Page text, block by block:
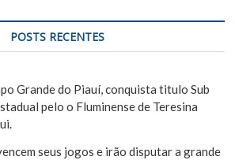
q
i
a
r
POSTS RECENTES
Grande do Piauí, conquista titulo Sub
pelo o Fluminense de Teresina
seus jogos e irão disputar a grande